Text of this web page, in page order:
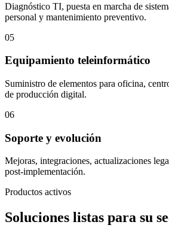
Diagnóstico TI, puesta en marcha de
personal y mantenimiento preventivo.
05
Equipamiento teleinformático
Suministro de elementos para oficina,
de producción digital.
06
Soporte y evolución
Mejoras, integraciones, actualizaciones
post-implementación.
Productos activos
Soluciones listas para su